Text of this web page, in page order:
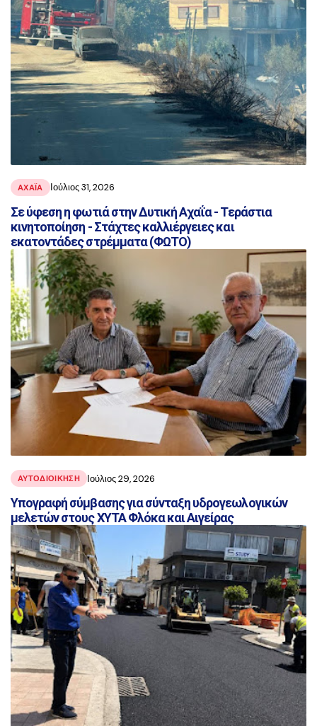
ΑΧΑΪ́Α Ιούλιος 31, 2026
Σε ύφεση η φωτιά στην Δυτική Αχαΐα - Τεράστια
κινητοποίηση - Στάχτες καλλιέργειες και
εκατοντάδες στρέμματα (ΦΩΤΟ)
ΑΥΤΟΔΙΟΙΚΗΣΗ Ιούλιος 29, 2026
Υπογραφή σύμβασης για σύνταξη υδρογεωλογικών
μελετών στους ΧΥΤΑ Φλόκα και Αιγείρας